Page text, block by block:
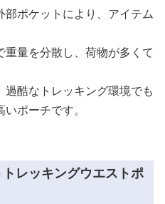
ポケットにより、アイテム
量を分散し、荷物が多くて
酷なトレッキング環境でも
ポーチです。
レッキングウエストポ